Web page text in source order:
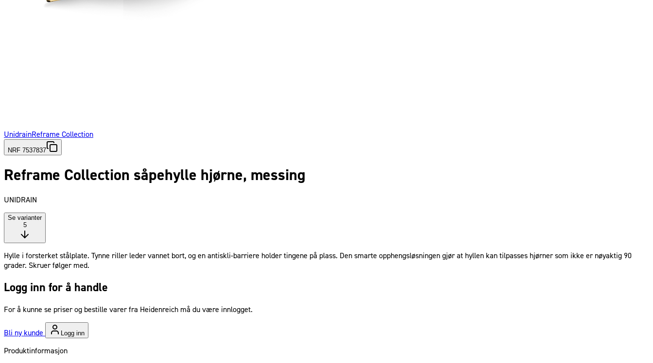
UnidrainReframe Collection
NRF 7537837
Reframe Collection såpehylle hjørne, messing
UNIDRAIN
Se varianter
5
Hylle i forsterket stålplate. Tynne riller leder vannet bort, og en antiskli-barriere holder tingene på plass. Den smarte opphengsløsningen gjør at hyllen kan tilpasses hjørner som ikke er nøyaktig 90
grader. Skruer følger med.
Logg inn for å handle
For å kunne se priser og bestille varer fra Heidenreich må du være innlogget.
Bli ny kunde Logg inn
Produktinformasjon